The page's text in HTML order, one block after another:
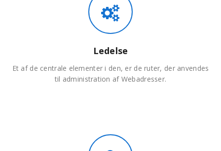
Ledelse
Et af de centrale elementer i den, er de ruter, der anvendes
til administration af Webadresser.